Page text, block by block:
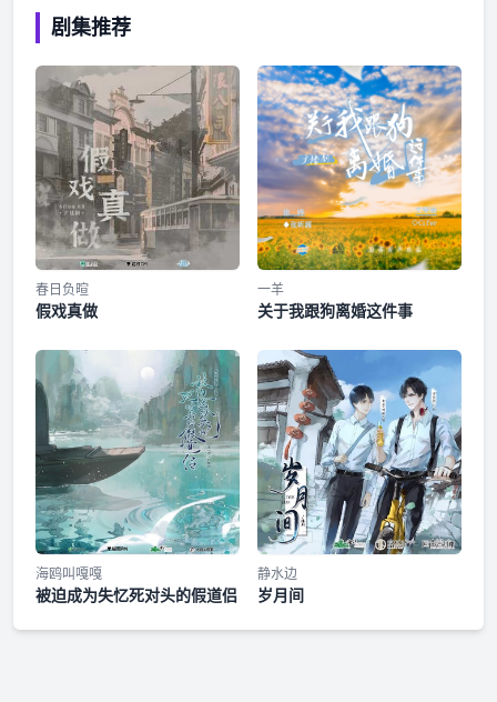
剧集推荐
春日负暄
假戏真做
一羊
关于我跟狗离婚这件事
海鸥叫嘎嘎
被迫成为失忆死对头的假道侣
静水边
岁月间